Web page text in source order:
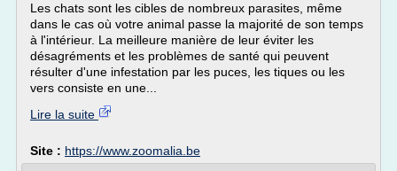
Les chats sont les cibles de nombreux parasites, même
dans le cas où votre animal passe la majorité de son temps
à l'intérieur. La meilleure manière de leur éviter les
désagréments et les problèmes de santé qui peuvent
résulter d'une infestation par les puces, les tiques ou les
vers consiste en une...
Lire la suite
Site : https://www.zoomalia.be